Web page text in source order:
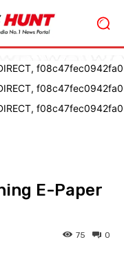
f08c47fec0942fa0
f08c47fec0942fa0
f08c47fec0942fa0
E-Paper
0
75